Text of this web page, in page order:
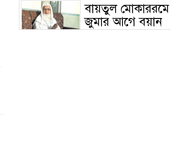
বায়তুল মোকাররমে
জুমার আগে বয়ান
দেবেন দেওবন্দের